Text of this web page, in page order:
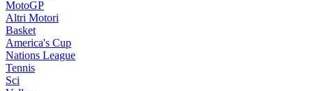
MotoGP
Altri Motori
Basket
America's Cup
Nations League
Tennis
Sci